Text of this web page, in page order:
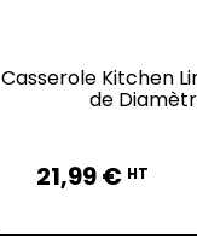
Casserole Kitchen
de
21,99 € HT